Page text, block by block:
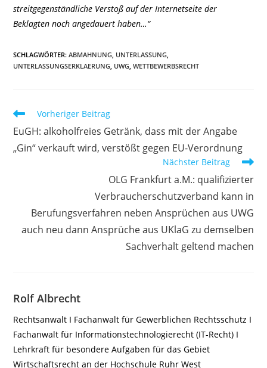
streitgegenständliche Verstoß auf der Internetseite der
Beklagten noch angedauert haben…“
SCHLAGWÖRTER:ABMAHNUNG UNTERLASSUNG
UNTERLASSUNGSERKLAERUNG UWG WETTBEWERBSRECHT
Weitere
ansehen
Vorheriger Beitrag
EuGH: alkoholfreies Getränk, dass mit der Angabe
„Gin“ verkauft wird, verstößt gegen EU-Verordnung
Nächster Beitrag
OLG Frankfurt a.M.: qualifizierter
Verbraucherschutzverband kann in
Berufungsverfahren neben Ansprüchen aus UWG
auch neu dann Ansprüche aus UKlaG zu demselben
Sachverhalt geltend machen
Rolf Albrecht
Rechtsanwalt I Fachanwalt für Gewerblichen Rechtsschutz I
Fachanwalt für Informationstechnologierecht (IT-Recht) I
Lehrkraft für besondere Aufgaben für das Gebiet
Wirtschaftsrecht an der Hochschule Ruhr West